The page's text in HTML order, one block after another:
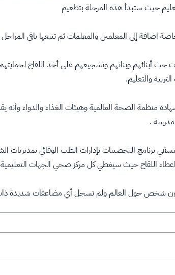
حيث ستبدأ هذه المرحلة بتطعيم
اضافة إلى المعلمين والمعلمات ثم تتبعها باقي
والتعليم.
منظمة الصحة العالمية وهيئات الغذاء والدواء
.
برنامج التحصينات بإدارات الطب الوقائي بمديريات
اعطاء اللقاح حيث سيغطي كل مركز صحي الجهات